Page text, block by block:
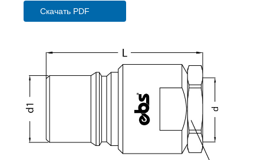
Скачать PDF